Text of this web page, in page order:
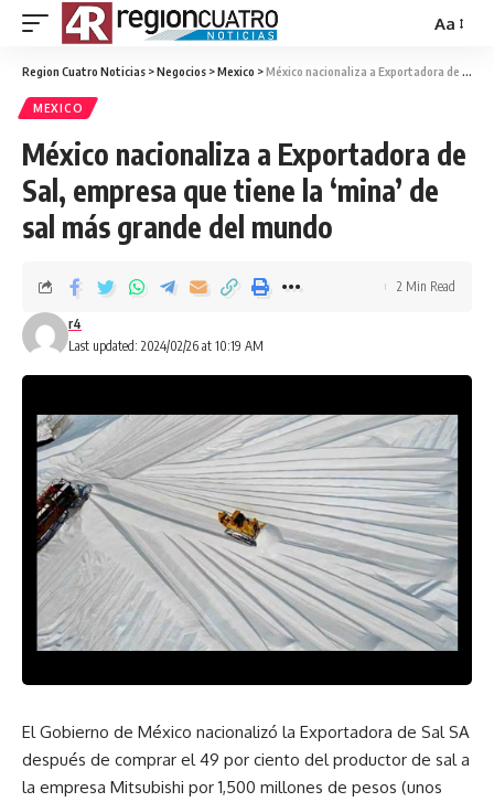
Aa
Region Cuatro Noticias >Negocios >Mexico >México nacionaliza a Exportadora de Sal, empresa que tiene la ‘mina’ de sal más grande del mundo
MEXICO
México nacionaliza a Exportadora de
Sal, empresa que tiene la ‘mina’ de
sal más grande del mundo
Last updated: 2024/02/26 at 10:19 AM
r4
2 Min Read
El Gobierno de México nacionalizó la Exportadora de Sal SA
después de comprar el 49 por ciento del productor de sal a
la empresa Mitsubishi por 1,500 millones de pesos (unos